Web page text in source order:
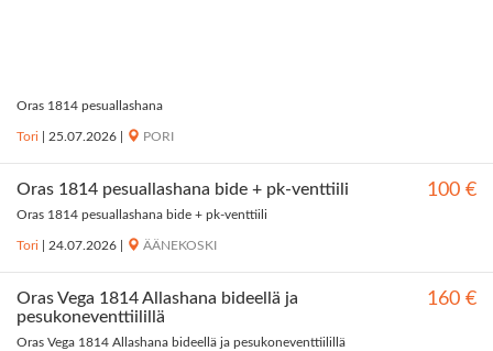
Oras 1814 pesuallashana
Tori 25.07.2026 PORI
Oras 1814 pesuallashana bide + pk-venttiili 100 €
Oras 1814 pesuallashana bide + pk-venttiili
Tori 24.07.2026 ÄÄNEKOSKI
Oras Vega 1814 Allashana bideellä ja
pesukoneventtiilillä
160 €
Oras Vega 1814 Allashana bideellä ja pesukoneventtiilillä